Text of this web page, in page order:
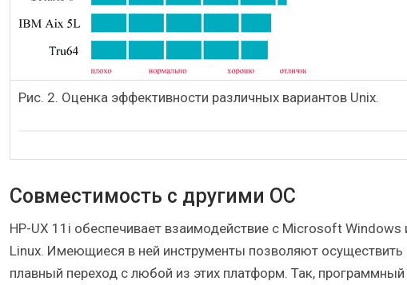
Рис. 2. Оценка эффективности различных вариантов Unix.
Совместимость с другими ОС
HP-UX 11i обеспечивает взаимодействие с Microsoft Windows
Linux. Имеющиеся в ней инструменты позволяют осуществить
плавный переход с любой из этих платформ. Так, программный